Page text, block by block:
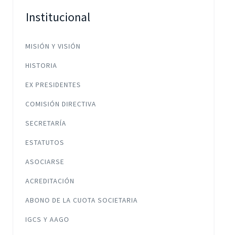
Institucional
MISIÓN Y VISIÓN
HISTORIA
EX PRESIDENTES
COMISIÓN DIRECTIVA
SECRETARÍA
ESTATUTOS
ASOCIARSE
ACREDITACIÓN
ABONO DE LA CUOTA SOCIETARIA
IGCS Y AAGO